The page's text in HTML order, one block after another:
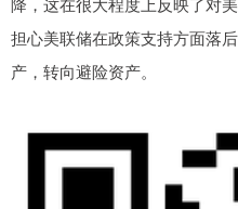
担心美联储在政策支持方面落
产，转向避险资产。